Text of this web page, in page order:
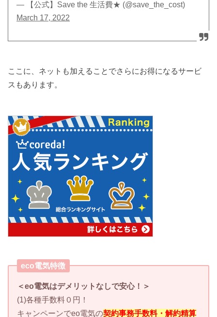
— 【公式】Save the 生活費★ (@save_the_cost)
March 17, 2022
ここに、ネットも加えることでさらにお得になるサービ
スもあります。
eco電気特徴
＜eo電気はデメリットなしで安心！＞
(1)各種手数料０円！
キャンペーンでeo電気の契約事務手数料・解約精算